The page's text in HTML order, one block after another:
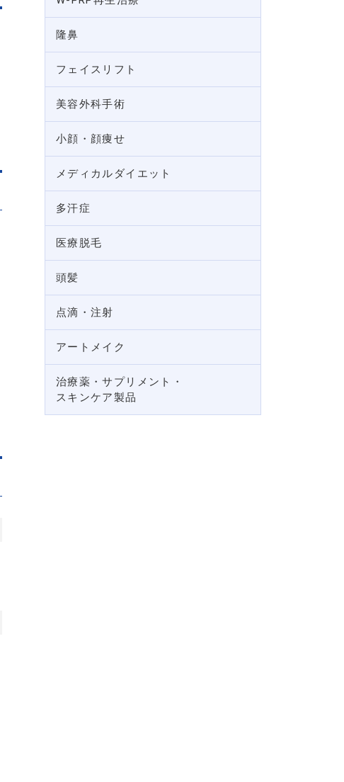
隆鼻
フェイスリフト
美容外科手術
小顔・顔痩せ
メディカルダイエット
多汗症
医療脱毛
頭髪
点滴・注射
アートメイク
治療薬・サプリメント・
スキンケア製品